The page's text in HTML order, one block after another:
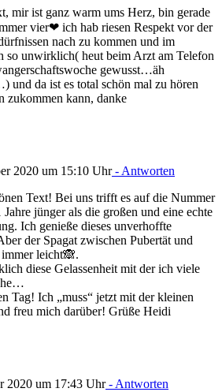
mir ist ganz warm ums Herz, bin gerade
vier❤ ich hab riesen Respekt vor der
nach zu kommen und im
so unwirklich( heut beim Arzt am Telefon
gewusst…äh
und da ist es total schön mal zu hören
zukommen kann, danke
2020 um 15:10 Uhr- Antworten
Text! Bei uns trifft es auf die Nummer
jünger als die großen und eine echte
Ich genieße dieses unverhoffte
der Spagat zwischen Pubertät und
leicht🙈.
diese Gelassenheit mit der ich viele
Tag! Ich „muss“ jetzt mit der kleinen
freu mich darüber! Grüße Heidi
2020 um 17:43 Uhr- Antworten